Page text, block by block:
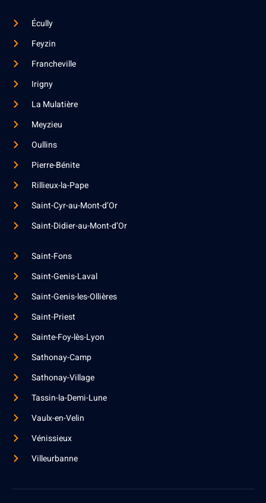
Écully
Feyzin
Francheville
Irigny
La Mulatière
Meyzieu
Oullins
Pierre-Bénite
Rillieux-la-Pape
Saint-Cyr-au-Mont-d’Or
Saint-Didier-au-Mont-d’Or
Saint-Fons
Saint-Genis-Laval
Saint-Genis-les-Ollières
Saint-Priest
Sainte-Foy-lès-Lyon
Sathonay-Camp
Sathonay-Village
Tassin-la-Demi-Lune
Vaulx-en-Velin
Vénissieux
Villeurbanne